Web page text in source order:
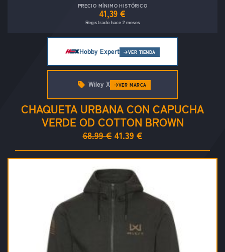
PRECIO MÍNIMO HISTÓRICO
41,39 €
Registrado hace 2 meses
Hobby Expert VER TIENDA
CHAQUETA URBANA CON CAPUCHA
VERDE OD COTTON BROWN
68.99 € 41.39 €
Wiley X VER MARCA